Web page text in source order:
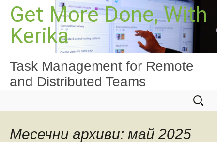
Към
съдържанието
Get More Done, With
Kerika
Task Management for Remote
and Distributed Teams
за:
Месечни архиви: май 2025